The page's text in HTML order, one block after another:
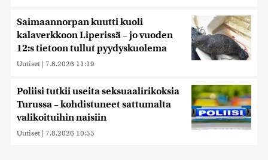
Saimaannorpan kuutti kuoli
kalaverkkoon Liperissä – jo vuoden
12:s tietoon tullut pyydyskuolema
Uutiset | 7.8.2026 11:19
Poliisi tutkii useita seksuaalirikoksia
Turussa – kohdistuneet sattumalta
valikoituihin naisiin
Uutiset | 7.8.2026 10:55